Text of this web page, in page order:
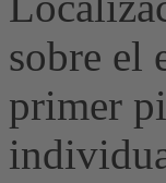
sobre el
primer